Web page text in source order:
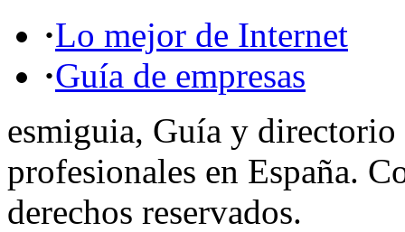
·Lo mejor de Internet
·Guía de empresas
esmiguia, Guía y directorio
profesionales en España.
derechos reservados.